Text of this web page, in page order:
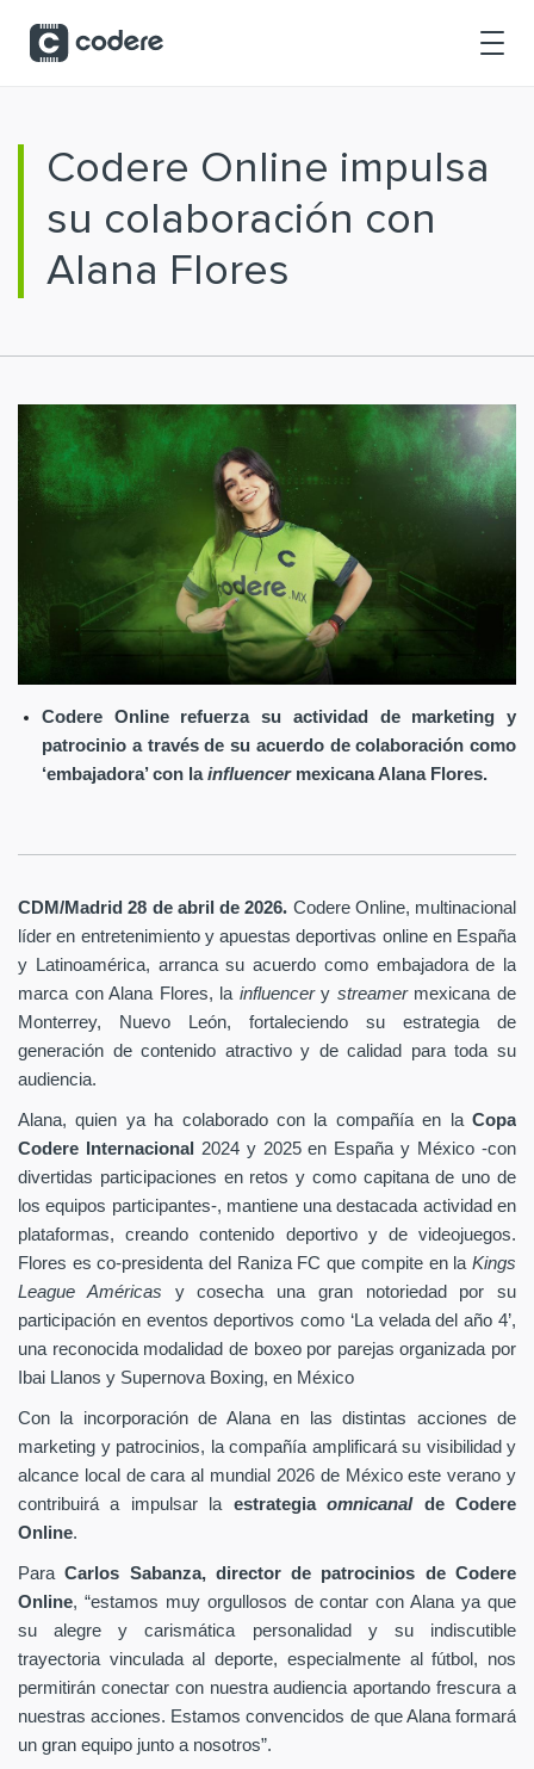
Codere Online impulsa
su colaboración con
Alana Flores
Codere Online refuerza su actividad de marketing y
patrocinio a través de su acuerdo de colaboración como
‘embajadora’ con lainfluencermexicana Alana Flores.
CDM/Madrid 28 de abril de 2026. Codere Online, multinacional
líder en entretenimiento y apuestas deportivas online en España
y Latinoamérica, arranca su acuerdo como embajadora de la
marca con Alana Flores, la influencery streamer mexicana de
Monterrey, Nuevo León, fortaleciendo su estrategia de
generación de contenido atractivo y de calidad para toda su
audiencia.
Alana, quien ya ha colaborado con la compañía en la Copa
Codere Internacional 2024 y 2025 en España y México -con
divertidas participaciones en retos y como capitana de uno de
los equipos participantes-, mantiene una destacada actividad en
plataformas, creando contenido deportivo y de videojuegos.
Flores es co-presidenta del Raniza FC que compite en la Kings
League Américas y cosecha una gran notoriedad por su
participación en eventos deportivos como ‘La velada del año 4’,
una reconocida modalidad de boxeo por parejas organizada por
Ibai Llanos y Supernova Boxing, en México
Con la incorporación de Alana en las distintas acciones de
marketing y patrocinios, la compañía amplificará su visibilidad y
alcance local de cara al mundial 2026 de México este verano y
contribuirá a impulsar la estrategiaomnicanal de Codere
Online.
ParaCarlos Sabanza, director de patrocinios de Codere
Online, “estamos muy orgullosos de contar con Alana ya que
su alegre y carismática personalidad y su indiscutible
trayectoria vinculada al deporte, especialmente al fútbol, nos
permitirán conectar con nuestra audiencia aportando frescura a
nuestras acciones. Estamos convencidos de que Alana formará
un gran equipo junto a nosotros”.